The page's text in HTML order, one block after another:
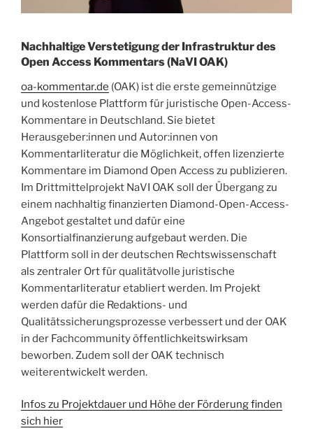
Nachhaltige Verstetigung der Infrastruktur des
Open Access Kommentars (NaVI OAK)
oa-kommentar.de (OAK) ist die erste gemeinnützige
und kostenlose Plattform für juristische Open-Access-
Kommentare in Deutschland. Sie bietet
Herausgeber:innen und Autor:innen von
Kommentarliteratur die Möglichkeit, offen lizenzierte
Kommentare im Diamond Open Access zu publizieren.
Im Drittmittelprojekt NaVI OAK soll der Übergang zu
einem nachhaltig finanzierten Diamond-Open-Access-
Angebot gestaltet und dafür eine
Konsortialfinanzierung aufgebaut werden. Die
Plattform soll in der deutschen Rechtswissenschaft
als zentraler Ort für qualitätvolle juristische
Kommentarliteratur etabliert werden. Im Projekt
werden dafür die Redaktions- und
Qualitätssicherungsprozesse verbessert und der OAK
in der Fachcommunity öffentlichkeitswirksam
beworben. Zudem soll der OAK technisch
weiterentwickelt werden.
Infos zu Projektdauer und Höhe der Förderung finden
sich hier